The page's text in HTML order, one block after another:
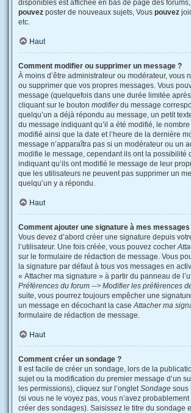
disponibles est affichée en bas de page des
pouvez poster de nouveaux sujets, Vous pouvez
etc.
Haut
Comment modifier ou supprimer un message ?
À moins d’être administrateur ou modérateur, vous
ou supprimer que vos propres messages. Vous
message (quelquefois dans une durée limitée
cliquant sur le bouton modifierdu message
quelqu’un a déjà répondu au message, un petit
du message indiquant qu’il a été modifié, le nombre
modifié ainsi que la date et l’heure de la dernière
message n’apparaîtra pas si un modérateur ou un
modifie le message, cependant ils ont la possibilité
indiquant qu’ils ont modifié le message de leur
que les utilisateurs ne peuvent pas supprimer un
quelqu’un y a répondu.
Haut
Comment ajouter une signature à mes messages
Vous devez d’abord créer une signature depuis
l’utilisateur. Une fois créée, vous pouvez cocher
sur le formulaire de rédaction de message. Vous
la signature par défaut à tous vos messages en
« Attacher ma signature » à partir du panneau de
Préférences du forum --> Modifier les préférences
suite, vous pourrez toujours empêcher une
un message en décochant la caseAttacher ma
formulaire de rédaction de message.
Haut
Comment créer un sondage ?
Il est facile de créer un sondage, lors de la
sujet ou la modification du premier message d’un
les permissions), cliquez sur l’ongletSondage sous
(si vous ne le voyez pas, vous n’avez
créer des sondages). Saisissez le titre du sondage